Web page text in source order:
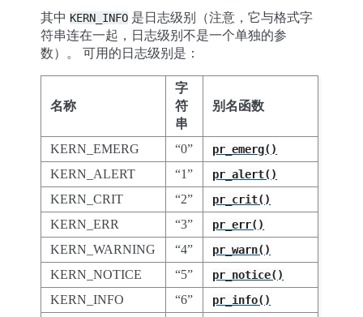
其中 KERN_INFO 是日志级别（注意，它与格式字
符串连在一起，日志级别不是一个单独的参
数）。 可用的日志级别是：
名称
字
符
串
别名函数
KERN_EMERG “0” pr_emerg()
KERN_ALERT “1” pr_alert()
KERN_CRIT “2” pr_crit()
KERN_ERR “3” pr_err()
KERN_WARNING “4” pr_warn()
KERN_NOTICE “5” pr_notice()
KERN_INFO “6” pr_info()